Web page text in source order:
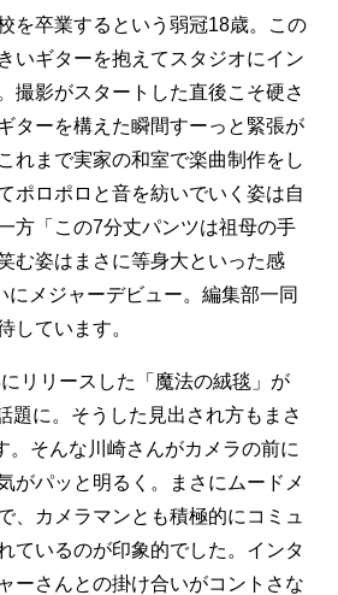
を卒業するという弱冠18歳。この
いギターを抱えてスタジオにイン
撮影がスタートした直後こそ硬さ
ターを構えた瞬間すーっと緊張が
れまで実家の和室で楽曲制作をし
ポロポロと音を紡いでいく姿は自
方「この7分丈パンツは祖母の手
む姿はまさに等身大といった感
にメジャーデビュー。編集部一同
しています。
リリースした「魔法の絨毯」が
題に。そうした見出され方もまさ
。そんな川崎さんがカメラの前に
がパッと明るく。まさにムードメ
、カメラマンとも積極的にコミュ
ているのが印象的でした。インタ
ーさんとの掛け合いがコントさな